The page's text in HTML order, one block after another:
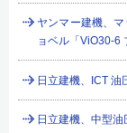
ヤンマー建機、
ョベル「ViO30-6
日立建機、ICT
日立建機、中型